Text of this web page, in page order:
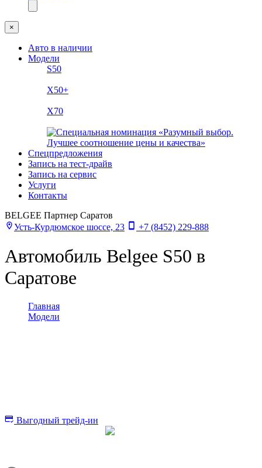
×
Авто в наличии
Модели
S50
X50+
X70
Спецпредложения
Запись на тест-драйв
Запись на сервис
Услуги
Контакты
BELGEE Партнер Саратов
Усть-Курдюмское шоссе, 23
+7 (8452) 229-888
Автомобиль Belgee S50 в
Саратове
Главная
Модели
Выгодный трейд-ин